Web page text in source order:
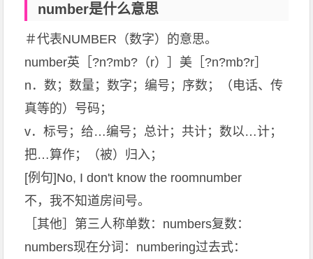
number是什么意思
＃代表NUMBER（数字）的意思。
number英［?n?mb?（r）］美［?n?mb?r］
n．数；数量；数字；编号；序数；（电话、传
真等的）号码；
v．标号；给…编号；总计；共计；数以…计；
把…算作；（被）归入；
[例句]No, I don't know the roomnumber
不，我不知道房间号。
［其他］第三人称单数：numbers复数：
numbers现在分词：numbering过去式：